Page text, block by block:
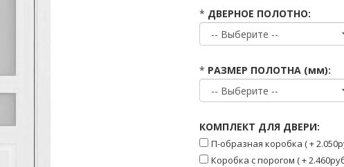
* ДВЕРНОЕ ПОЛОТНО:
* РАЗМЕР ПОЛОТНА (мм):
КОМПЛЕКТ ДЛЯ ДВЕРИ:
П-образная коробка ( +
Коробка с порогом ( +